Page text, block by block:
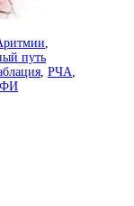
,
путь
, РЧА,